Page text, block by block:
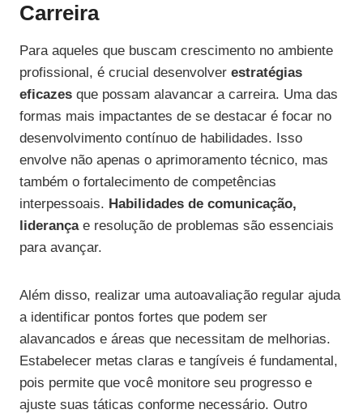
Carreira
Para aqueles que buscam crescimento no ambiente
profissional, é crucial desenvolver estratégias
eficazes que possam alavancar a carreira. Uma das
formas mais impactantes de se destacar é focar no
desenvolvimento contínuo de habilidades. Isso
envolve não apenas o aprimoramento técnico, mas
também o fortalecimento de competências
interpessoais. Habilidades de comunicação,
liderançae resolução de problemas são essenciais
para avançar.
Além disso, realizar uma autoavaliação regular ajuda
a identificar pontos fortes que podem ser
alavancados e áreas que necessitam de melhorias.
Estabelecer metas claras e tangíveis é fundamental,
pois permite que você monitore seu progresso e
ajuste suas táticas conforme necessário. Outro